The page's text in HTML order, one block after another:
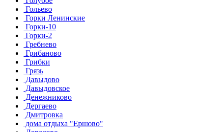
Гольево
Горки Ленинские
Горки-10
Горки-2
Гребнево
Грибаново
Грибки
Грязь
Давыдово
Давыдовское
Денежниково
Дергаево
Дмитровка
дома отдыха "Ершово"